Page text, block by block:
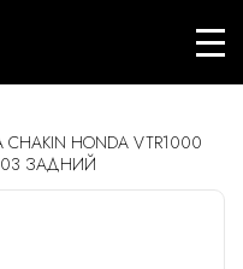
HONDA VTR1000
ЗАДНИЙ